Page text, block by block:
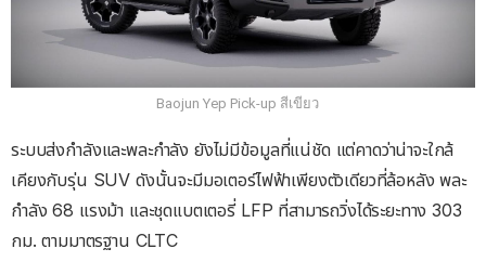
Baojun Yep Pick-up สีเขียว
ระบบส่งกำลังและพละกำลัง ยังไม่มีข้อมูลที่แน่ชัด แต่คาดว่าน่าจะใกล้
เคียงกับรุ่น SUV ดังนั้นจะมีมอเตอร์ไฟฟ้าเพียงตัวเดียวที่ล้อหลัง พละ
กำลัง 68 แรงม้า และชุดแบตเตอรี่ LFP ที่สามารถวิ่งได้ระยะทาง 303
กม. ตามมาตรฐาน CLTC